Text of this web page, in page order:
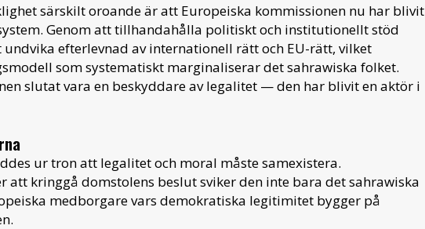
särskilt oroande är att Europeiska kommissionen nu har blivit
Genom att tillhandahålla politiskt och institutionellt stöd
efterlevnad av internationell rätt och EU-rätt, vilket
som systematiskt marginaliserar det sahrawiska folket.
slutat vara en beskyddare av legalitet — den har blivit en aktör i
ur tron att legalitet och moral måste samexistera.
att kringgå domstolens beslut sviker den inte bara det sahrawiska
medborgare vars demokratiska legitimitet bygger på